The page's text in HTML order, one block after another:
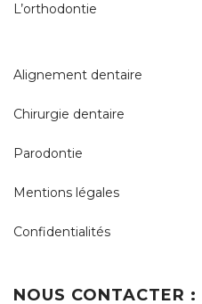
L’orthodontie
Alignement dentaire
Chirurgie dentaire
Parodontie
Mentions légales
Confidentialités
NOUS CONTACTER :